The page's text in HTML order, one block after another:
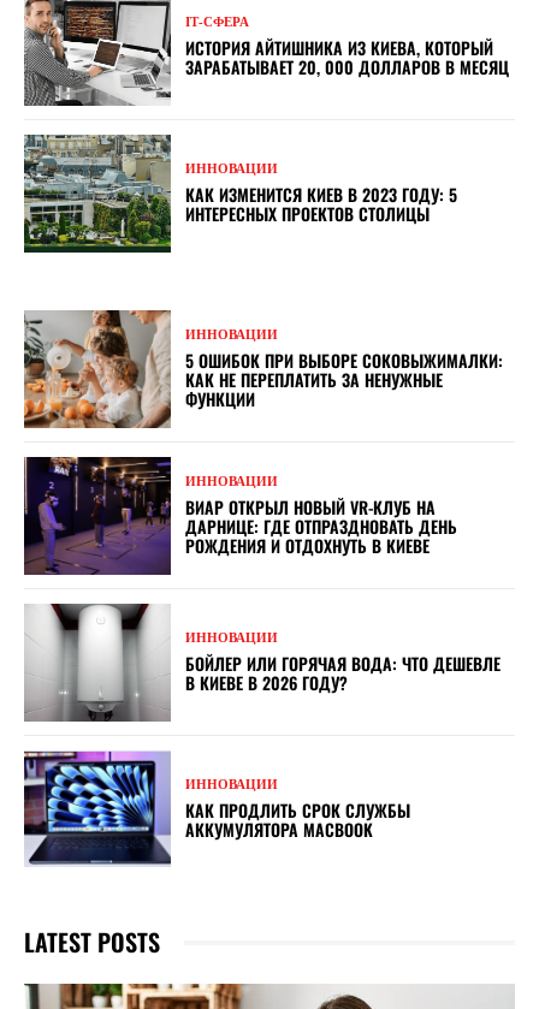
ІТ-СФЕРА
ИСТОРИЯ АЙТИШНИКА ИЗ КИЕВА, КОТОРЫЙ
ЗАРАБАТЫВАЕТ 20, 000 ДОЛЛАРОВ В МЕСЯЦ
ИННОВАЦИИ
КАК ИЗМЕНИТСЯ КИЕВ В 2023 ГОДУ: 5
ИНТЕРЕСНЫХ ПРОЕКТОВ СТОЛИЦЫ
ИННОВАЦИИ
5 ОШИБОК ПРИ ВЫБОРЕ СОКОВЫЖИМАЛКИ:
КАК НЕ ПЕРЕПЛАТИТЬ ЗА НЕНУЖНЫЕ
ФУНКЦИИ
ИННОВАЦИИ
ВИАР ОТКРЫЛ НОВЫЙ VR-КЛУБ НА
ДАРНИЦЕ: ГДЕ ОТПРАЗДНОВАТЬ ДЕНЬ
РОЖДЕНИЯ И ОТДОХНУТЬ В КИЕВЕ
ИННОВАЦИИ
БОЙЛЕР ИЛИ ГОРЯЧАЯ ВОДА: ЧТО ДЕШЕВЛЕ
В КИЕВЕ В 2026 ГОДУ?
ИННОВАЦИИ
КАК ПРОДЛИТЬ СРОК СЛУЖБЫ
АККУМУЛЯТОРА MACBOOK
LATEST POSTS